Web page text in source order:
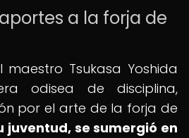
a la forja de
Tsukasa Yoshida
odisea de disciplina,
por el arte de la forja de
juventud, se sumergió en